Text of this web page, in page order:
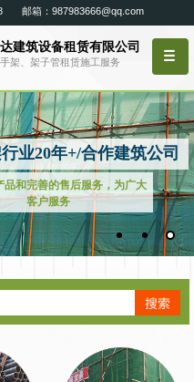
邮箱：987983666@qq.com
业20年+/合作建筑公司
品和完善的售后服务，为广大
客户服务
搜索
建筑设备租赁有限公司
架、架子管租赁施工服务